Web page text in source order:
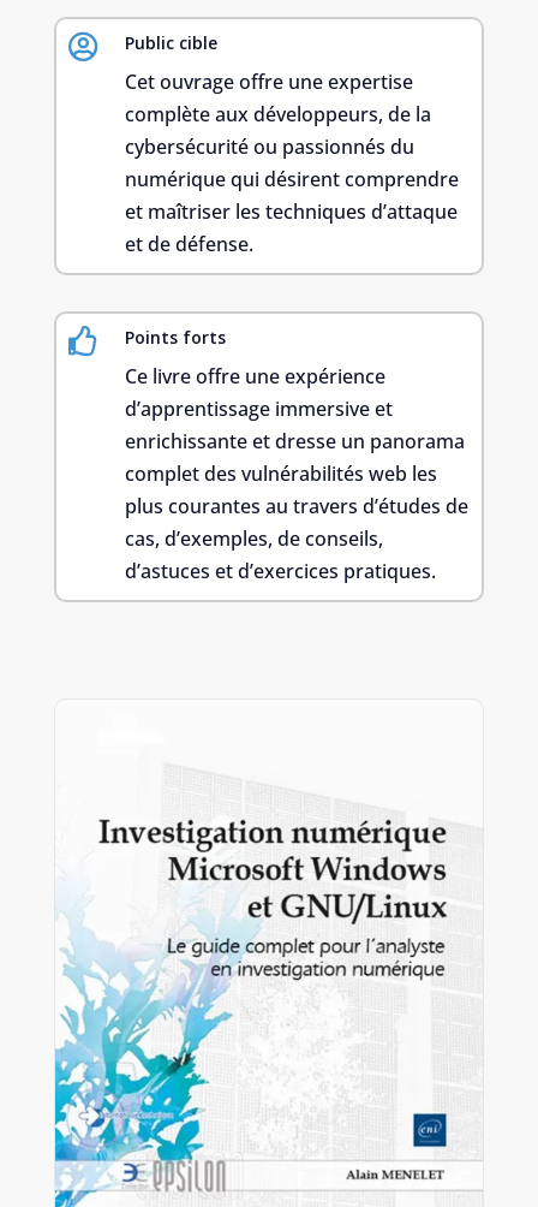
 Public cible
Cet ouvrage offre une expertise
complète aux développeurs, de la
cybersécurité ou passionnés du
numérique qui désirent comprendre
et maîtriser les techniques d’attaque
et de défense.
 Points forts
Ce livre offre une expérience
d’apprentissage immersive et
enrichissante et dresse un panorama
complet des vulnérabilités web les
plus courantes au travers d’études de
cas, d’exemples, de conseils,
d’astuces et d’exercices pratiques.